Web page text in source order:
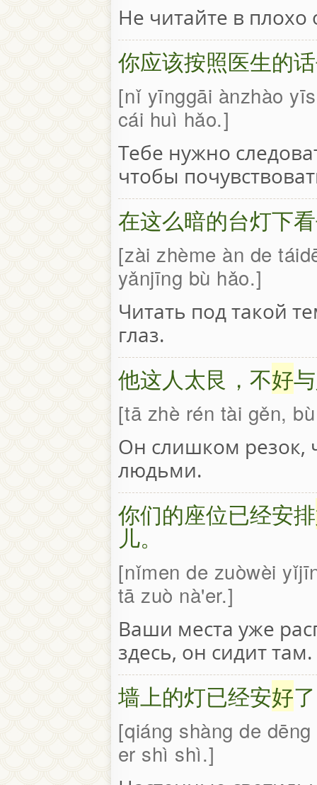
Не читайте в
你应该按照医生的
nǐ yīnggāi ànzhào
cái huì hǎo.
Тебе нужно
чтобы
在这么暗的台灯下
zài zhème àn de
yǎnjīng bù hǎo.
Читать под такой
глаз.
他这人太艮，不好
tā zhè rén tài gěn,
Он слишком резок,
людьми.
你们的座位已经安排
儿。
nǐmen de zuòwèi
tā zuò nà'er.
Ваши места уже
здесь, он сидит там.
墙上的灯已经安好
qiáng shàng de
er shì shì.